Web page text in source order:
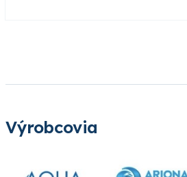
Výrobcovia